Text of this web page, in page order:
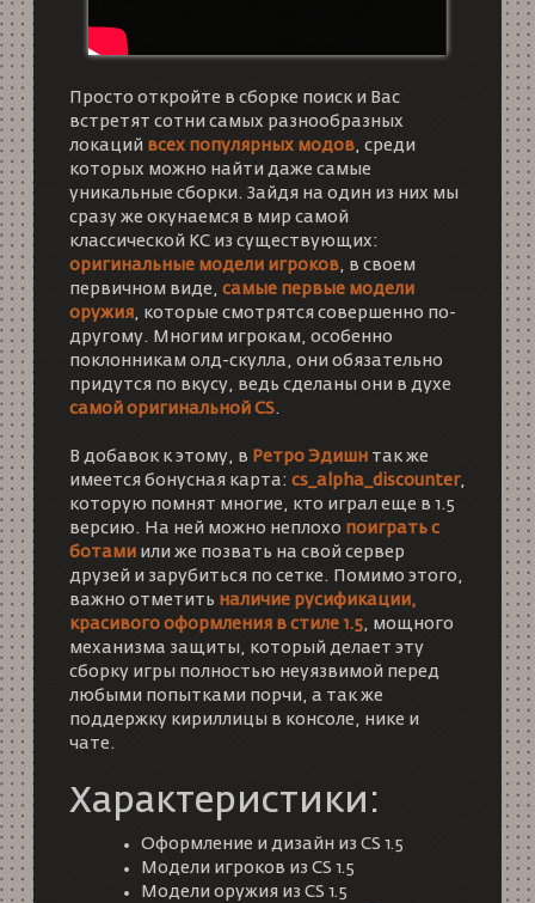
Просто откройте в сборке поиск и Вас
встретят сотни самых разнообразных
локаций всех популярных модов, среди
которых можно найти даже самые
уникальные сборки. Зайдя на один из них мы
сразу же окунаемся в мир самой
классической КС из существующих:
оригинальные модели игроков, в своем
первичном виде, самые первые модели
оружия, которые смотрятся совершенно по-
другому. Многим игрокам, особенно
поклонникам олд-скулла, они обязательно
придутся по вкусу, ведь сделаны они в духе
самой оригинальной CS.
В добавок к этому, в Ретро Эдишнтак же
имеется бонусная карта: cs_alpha_discounter,
которую помнят многие, кто играл еще в 1.5
версию. На ней можно неплохо поиграть с
ботамиили же позвать на свой сервер
друзей и зарубиться по сетке. Помимо этого,
важно отметить наличие русификации,
красивого оформления в стиле 1.5, мощного
механизма защиты, который делает эту
сборку игры полностью неуязвимой перед
любыми попытками порчи, а так же
поддержку кириллицы в консоле, нике и
чате.
Характеристики:
Оформление и дизайн из CS 1.5
Модели игроков из CS 1.5
Модели оружия из CS 1.5